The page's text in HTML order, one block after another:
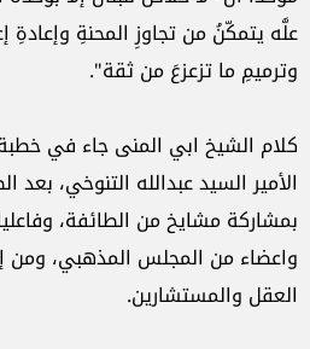
علَّه يتمكّنُ من تجاوزِ ‏المحنةِ وإعادةِ
وترميمِ ما تزعزعَ من ثقة".‏
كلام الشيخ ابي المنى جاء في
الأمير السيد عبدالله التنوخي، بعد
بمشاركة مشايخ من الطائفة،
واعضاء من المجلس المذهبي،
العقل والمستشارين.‏